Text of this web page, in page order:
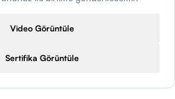
Video Görüntüle
Sertifika Görüntüle